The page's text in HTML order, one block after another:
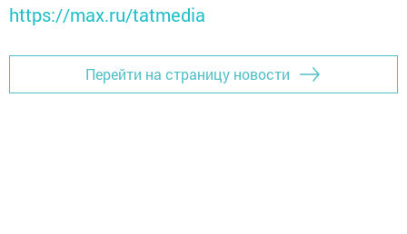
https://max.ru/tatmedia
Перейти на страницу новости